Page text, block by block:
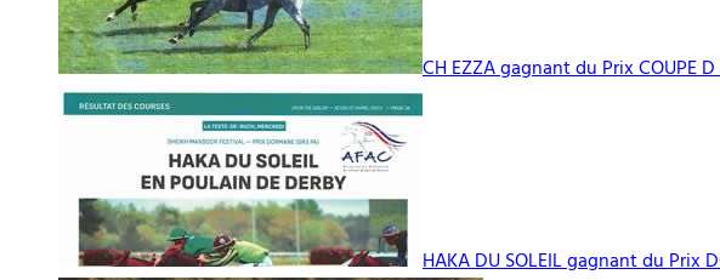
CH EZZA gagnant du Prix COUPE D
HAKA DU SOLEIL gagnant du Prix